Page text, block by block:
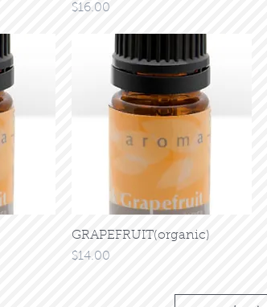
価格
$16.00
クイックビュー
GRAPEFRUIT(organic)
価格
$14.00